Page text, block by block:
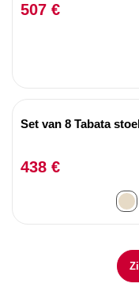
507 €
Set van 8 Tabata
438 €